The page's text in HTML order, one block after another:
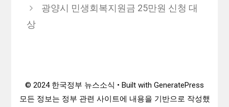
광양시 민생회복지원금 25만원 신청 대
상
© 2024 한국정부 뉴스소식 • Built with GeneratePress
모든 정보는 정부 관련 사이트에 내용을 기반으로 작성했